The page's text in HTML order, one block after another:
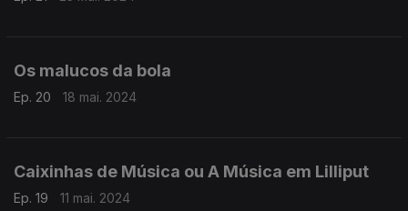
Os malucos da bola
Ep. 20 18 mai. 2024
Caixinhas de Música ou A Música em Lilliput
Ep. 19 11 mai. 2024